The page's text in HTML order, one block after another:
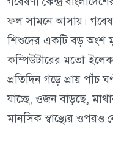
ফল সামনে আসায়।
শিশুদের একটি বড় অংশ
কম্পিউটারের মতো
প্রতিদিন গড়ে প্রায় পাঁচ
যাচ্ছে, ওজন বাড়ছে,
মানসিক স্বাস্থ্যের ওপরও